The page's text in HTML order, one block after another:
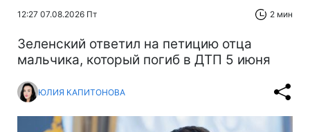
12:27 07.08.2026 Пт 2 мин
Зеленский ответил на петицию отца
мальчика, который погиб в ДТП 5 июня
ЮЛИЯ КАПИТОНОВА